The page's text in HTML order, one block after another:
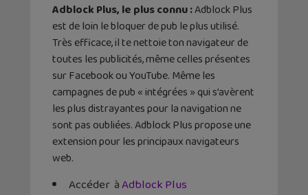
Adblock Plus, le plus connu :Adblock Plus
est de loin le bloquer de pub le plus utilisé.
Très efficace, il te nettoie ton navigateur de
toutes les publicités, même celles présentes
sur Facebook ou YouTube. Même les
campagnes de pub « intégrées » qui s’avèrent
les plus distrayantes pour la navigation ne
sont pas oubliées. Adblock Plus propose une
extension pour les principaux navigateurs
web.
Accéder àAdblock Plus